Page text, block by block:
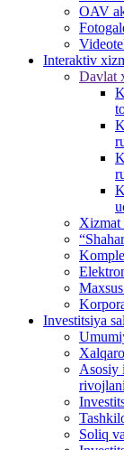
OAV
Interaktiv
Davlat
Xizmat
Investitsiya
Аsosiy
Soliq